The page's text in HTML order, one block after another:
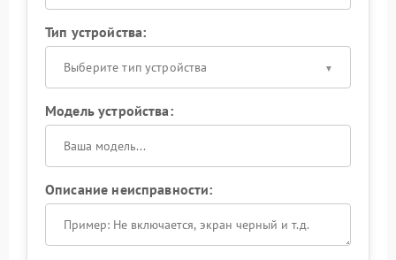
Тип устройства:
Выберите тип устройства
Модель устройства:
Описание неисправности: